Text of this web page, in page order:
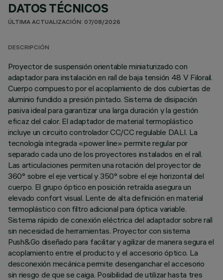
DATOS TÉCNICOS
ÚLTIMA ACTUALIZACIÓN: 07/08/2026
DESCRIPCIÓN
Proyector de suspensión orientable miniaturizado con
adaptador para instalación en raíl de baja tensión 48 V Filorail.
Cuerpo compuesto por el acoplamiento de dos cubiertas de
aluminio fundido a presión pintado. Sistema de disipación
pasiva ideal para garantizar una larga duración y la gestión
eficaz del calor. El adaptador de material termoplástico
incluye un circuito controlador CC/CC regulable DALI. La
tecnología integrada «power line» permite regular por
separado cada uno de los proyectores instalados en el raíl.
Las articulaciones permiten una rotación del proyector de
360° sobre el eje vertical y 350° sobre el eje horizontal del
cuerpo. El grupo óptico en posición retraída asegura un
elevado confort visual. Lente de alta definición en material
termoplástico con filtro adicional para óptica variable.
Sistema rápido de conexión eléctrica del adaptador sobre raíl
sin necesidad de herramientas. Proyector con sistema
Push&Go diseñado para facilitar y agilizar de manera segura el
acoplamiento entre el producto y el accesorio óptico. La
desconexión mecánica permite desenganchar el accesorio
sin riesgo de que se caiga. Posibilidad de utilizar hasta tres